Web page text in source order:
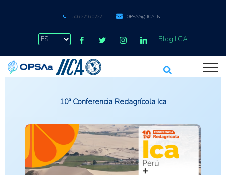
+506 2216 0222 OPSAA@IICA.INT
Blog IICA
10ª Conferencia Redagrícola Ica